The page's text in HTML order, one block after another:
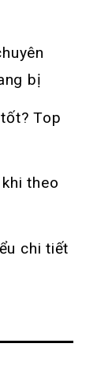
bị
Top
theo
chi tiết